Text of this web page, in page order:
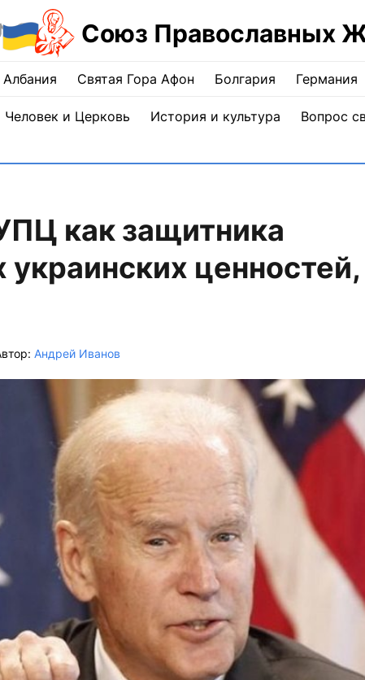
Союз Православных
Албания Святая Гора Афон Болгария Германия
Человек и Церковь История и культура Вопрос
как защитника
Андрей Иванов